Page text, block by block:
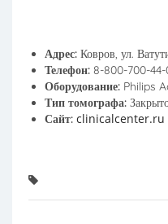
Адрес: Ковров, ул.
Телефон: 8-800-700-
Оборудование: Philips
Тип томографа:
Сайт: clinicalcenter.ru